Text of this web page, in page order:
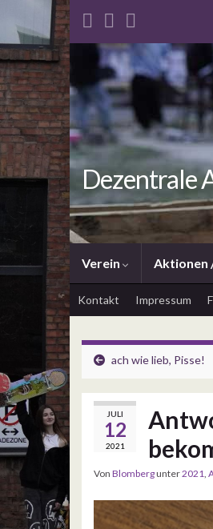
Dezentrale
Verein Aktionen
Kontakt Impressum
ach wie lieb, Pisse!
JULI
12
2021
Von Blombergunter2021,